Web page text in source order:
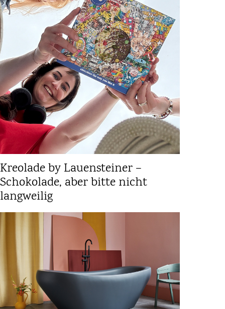
Kreolade by Lauensteiner –
Schokolade, aber bitte nicht
langweilig